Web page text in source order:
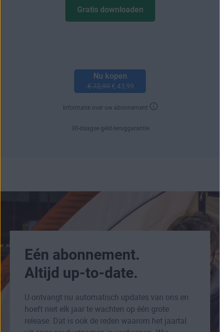
Gratis downloaden
Nu kopen
€ 72,99 € 43,99
Informatie over uw abonnement
30-daagse geld-teruggarantie
Eén abonnement.
Altijd up-to-date.
U ontvangt nu automatisch updates van ons en
hoeft niet elk jaar te wachten op één grote
release. Dat is ook de reden waarom het jaartal